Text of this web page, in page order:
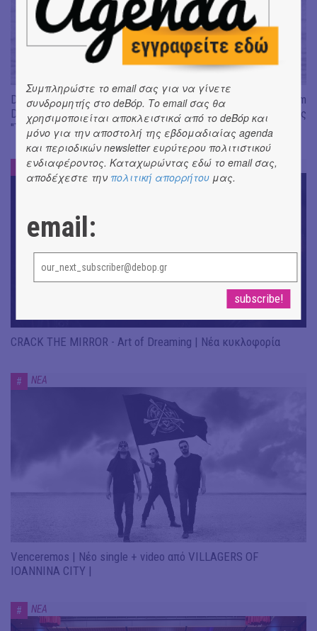
Don't Let Me Be Misunderstood | Alexandros Livitsanos, Willem
Dafoe, Czech Studio Orchestra | Από το soundtrack της ταινίας
"The Birthday Party"
ΝΕΑ
CRACK THE MIRROR - Art of Dreaming | Νέα κυκλοφορία
# ΝΕΑ
Venceremos | Νέο single + video από VILLAGERS OF
IOANNINA CITY |
# ΝΕΑ
Συμπληρώστε το email σας για να γίνετε
συνδρομητής στο deBόp. Το email σας θα
χρησιμοποιείται αποκλειστικά από το deBόp και
μόνο για την αποστολή της εβδομαδιαίας agenda
και περιοδικών newsletter ευρύτερου πολιτιστικού
ενδιαφέροντος. Καταχωρώντας εδώ το email σας,
αποδέχεστε την πολιτική απορρήτου μας.
email: